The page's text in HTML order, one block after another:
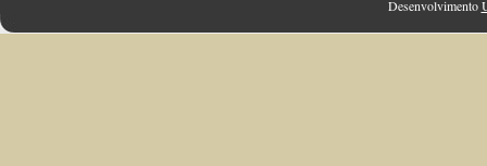
Desenvolvimento